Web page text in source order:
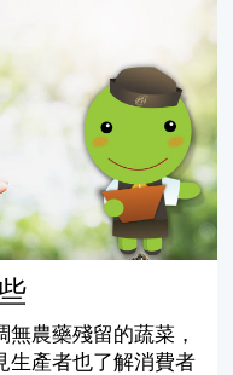
農藥殘留的蔬菜，
生產者也了解消費者